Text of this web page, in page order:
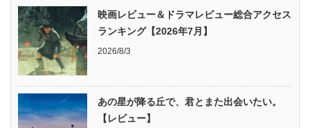
映画レビュー＆ドラマレビュー総合アクセス
ランキング【2026年7月】
2026/8/3
あの星が降る丘で、君とまた出会いたい。
【レビュー】